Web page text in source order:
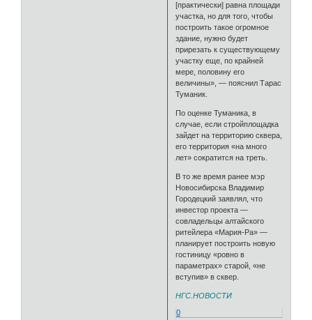
[практически] равна площади
участка, но для того, чтобы
построить такое огромное
здание, нужно будет
прирезать к существующему
участку еще, по крайней
мере, половину его
величины», — пояснил Тарас
Туманик.
По оценке Туманика, в
случае, если стройплощадка
зайдет на территорию сквера,
его территория «на много
лет» сократится на треть.
В то же время ранее мэр
Новосибирска Владимир
Городецкий заявлял, что
инвестор проекта —
совладельцы алтайского
ритейлера «Мария-Ра» —
планирует построить новую
гостиницу «ровно в
параметрах» старой, «не
вступив» в сквер.
НГС.НОВОСТИ
0